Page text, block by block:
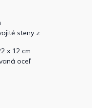
steny z
x 12 cm
oceľ